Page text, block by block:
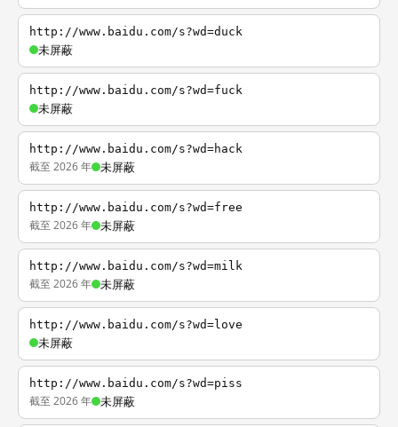
http://www.baidu.com/s?wd=duck
未屏蔽
http://www.baidu.com/s?wd=fuck
未屏蔽
http://www.baidu.com/s?wd=hack
截至 2026 年 未屏蔽
http://www.baidu.com/s?wd=free
截至 2026 年 未屏蔽
http://www.baidu.com/s?wd=milk
截至 2026 年 未屏蔽
http://www.baidu.com/s?wd=love
未屏蔽
http://www.baidu.com/s?wd=piss
截至 2026 年 未屏蔽